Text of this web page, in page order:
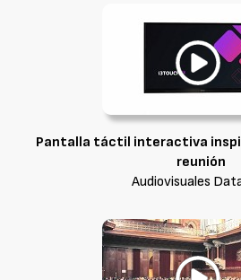
Pantalla táctil interactiva
reunión
Audiovisuales